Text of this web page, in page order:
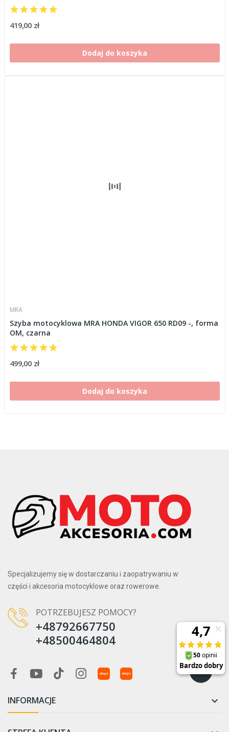
419,00 zł
Dodaj do koszyka
MRA
Szyba motocyklowa MRA HONDA VIGOR 650 RD09 -, forma
OM, czarna
499,00 zł
Dodaj do koszyka
Specjalizujemy się w dostarczaniu i zaopatrywaniu w
części i akcesoria motocyklowe oraz rowerowe.
POTRZEBUJESZ POMOCY?
+48792667750
+48500464804
INFORMACJE 